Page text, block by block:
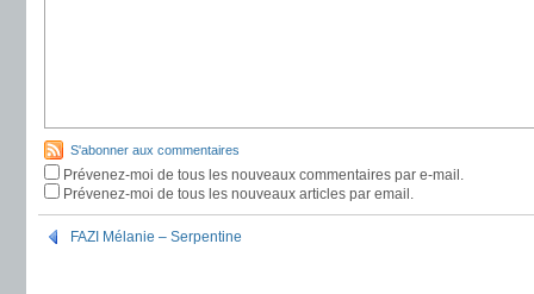
S'abonner aux commentaires
Prévenez-moi de tous les nouveaux commentaires par e-mail.
Prévenez-moi de tous les nouveaux articles par email.
FAZI Mélanie – Serpentine